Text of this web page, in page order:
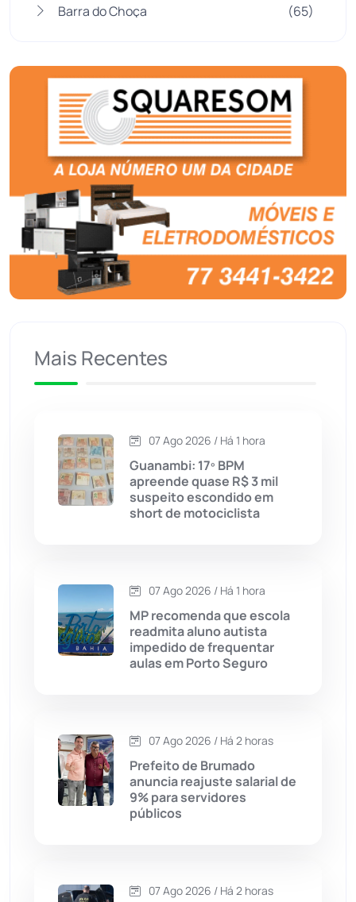
Barra do Choça (65)
Bom Jesus da Lapa (507)
Boquira (152)
Botuporã
Brasil (7680)
Brumado (31958)
Caetanos
Candiba
Cândido Sales
Caturama (65)
Chapada Diamantina
Contendas do Sincorá
Cordeiros
Economia
Mais Recentes
07 Ago 2026 / Há 1 hora
Guanambi: 17º BPM
apreende quase R$ 3 mil
suspeito escondido em
short de motociclista
07 Ago 2026 / Há 1 hora
MP recomenda que escola
readmita aluno autista
impedido de frequentar
aulas em Porto Seguro
07 Ago 2026 / Há 2 horas
Prefeito de Brumado
anuncia reajuste salarial de
9% para servidores
públicos
07 Ago 2026 / Há 2 horas